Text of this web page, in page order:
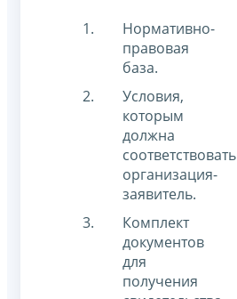
Нормативно-
правовая
база.
Условия,
которым
должна
соответствовать
организация-
заявитель.
Комплект
документов
для
получения